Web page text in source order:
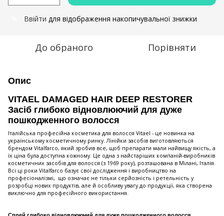
Ввійти для відображення накопичувальної знижки
До обраного Порівняти
Опис
VITAEL DAMAGED HAIR DEEP RESTORER
Засіб глибоко відновлюючий для дуже
пошкодженного волосся
Італійська професійна косметика для волосся Vitael - це новинка на
українському косметичному ринку. Лінійки засобів виготовляються
брендом Vitalfarco, який зробив все, щоб препарати мали найвищу якість, а
їх ціна була доступна кожному. Це одна з найстаріших компаній-виробників
косметичних засобів для волосся (з 1969 року), розташована в Мілані, Італія.
Всі ці роки Vitalfarco базує свої дослідження і виробництво на
професіоналізмі, що означає не тільки серйозність і ретельність у
розробці нових продуктів, але й особливу увагу до продукції, яка створена
виключно для професійного використання.